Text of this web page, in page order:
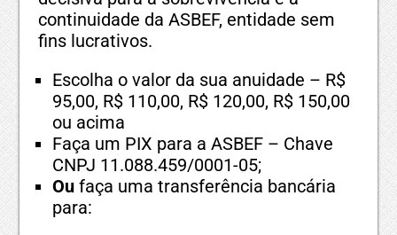
continuidade da ASBEF, entidade sem
fins lucrativos.
Escolha o valor da sua anuidade – R$
95,00, R$ 110,00, R$ 120,00, R$ 150,00
ou acima
Faça um PIX para a ASBEF – Chave
CNPJ 11.088.459/0001-05;
Oufaça uma transferência bancária
para: